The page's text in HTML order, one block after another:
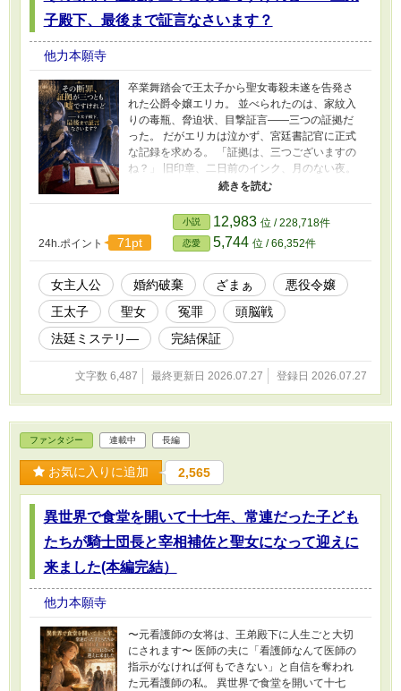
から立て直す、教育改革ファンタジー。
子殿下、最後まで証言なさいます？
他力本願寺
卒業舞踏会で王太子から聖女毒殺未遂を告発さ
れた公爵令嬢エリカ。 並べられたのは、家紋入
りの毒瓶、脅迫状、目撃証言――三つの証拠だ
った。 だがエリカは泣かず、宮廷書記官に正式
な記録を求める。 「証拠は、三つございますの
ね？」 旧印章、二日前のインク、月のない夜。
問いを重ねるほど共犯者の嘘は食い違い、公開
い法廷ミステリ型ざまぁ。全3話完結。
24h.ポイント 71pt
小説 12,983 位 / 228,718件
恋愛 5,744 位 / 66,352件
女主人公 婚約破棄 ざまぁ
悪役令嬢
王太子
聖女 冤罪
頭脳戦
法廷ミステリ―
完結保証
文字数 6,487 最終更新日 2026.07.27 登録日 2026.07.27
ファンタジー 連載中 長編
お気に入りに追加 2,565
異世界で食堂を開いて十七年、常連だった子ども
たちが騎士団長と宰相補佐と聖女になって迎えに
来ました(本編完結）
他力本願寺
〜元看護師の女将は、王弟殿下に人生ごと大切
にされます〜 医師の夫に「看護師なんて医師の
指示がなければ何もできない」と自信を奪われ
た元看護師の私。 異世界で食堂を開いて十七